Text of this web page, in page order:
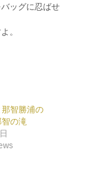
ッグに忍ばせ
。
智勝浦の
の滝